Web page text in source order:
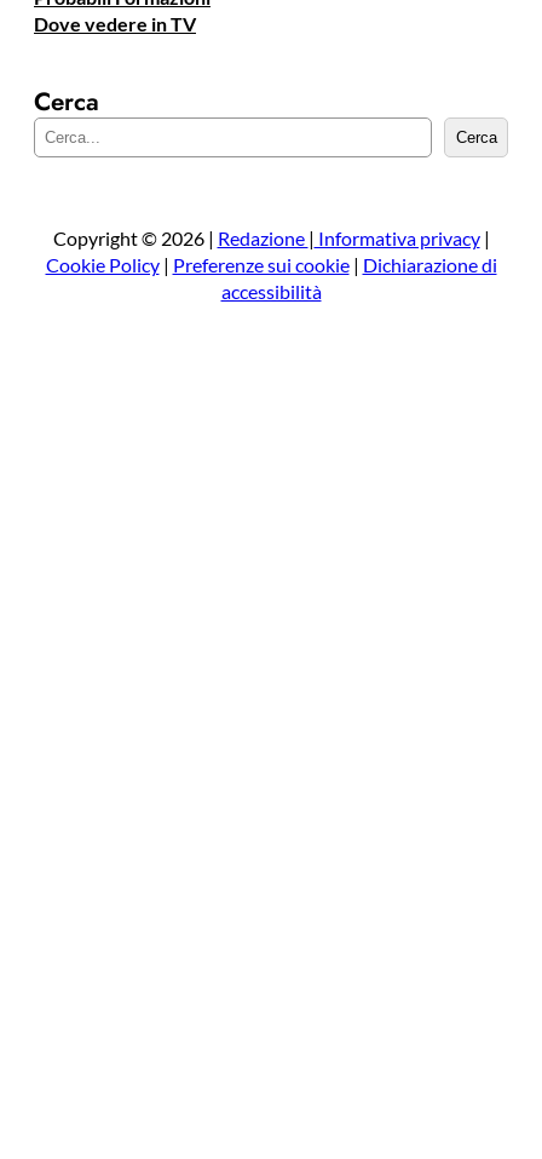
Dove vedere in TV
Cerca
e
a
Cerca
Copyright © 2026 | Redazione | Informativa privacy|
Cookie Policy| Preferenze sui cookie| Dichiarazione di
accessibilità